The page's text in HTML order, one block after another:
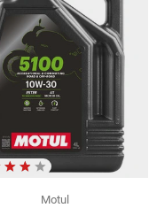
Motul